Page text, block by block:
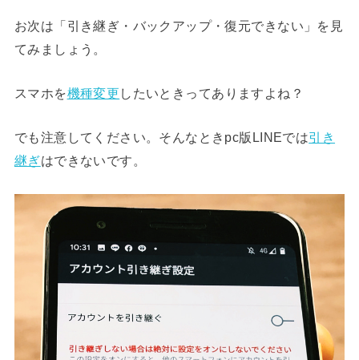
お次は「引き継ぎ・バックアップ・復元できない」を見
てみましょう。
スマホを機種変更 したいときってありますよね？
でも注意してください。そんなときpc版LINEでは引き
継ぎはできないです。